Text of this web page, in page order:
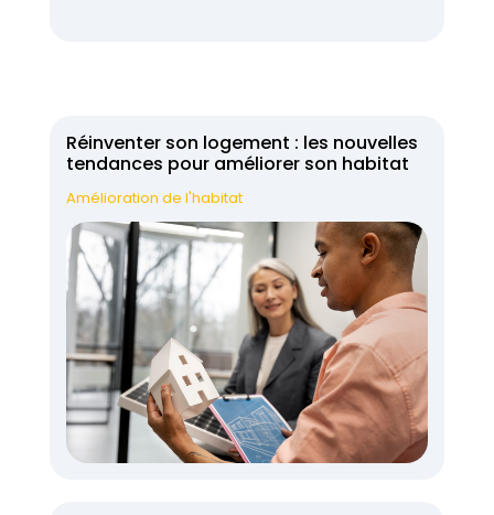
Réinventer son logement : les nouvelles
tendances pour améliorer son habitat
Amélioration de l'habitat